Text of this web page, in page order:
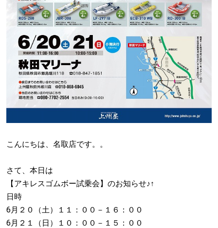
こんにちは、名取店です。。
さて、本日は
【アキレスゴムボー試乗会】のお知らせ♪↑
日時
6月２０（土）１１：００－１６：００
6月２１（日）１０：００－１５：００